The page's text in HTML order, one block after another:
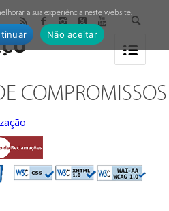
COMPROMISSOS
a sua experiência neste website.
Não aceitar